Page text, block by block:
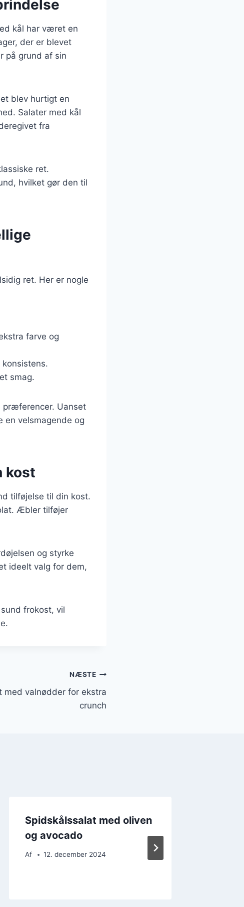
kål har været en
der er blevet
på grund af sin
blev hurtigt en
Salater med kål
fra
ret.
hvilket gør den til
ret. Her er nogle
farve og
smag.
præferencer. Uanset
velsmagende og
kost
tilføjelse til din kost.
Æbler tilføjer
og styrke
ideelt valg for dem,
frokost, vil
NÆSTE
med valnødder for ekstra
crunch
Spidskålssalat med oliven
og avocado
Af 12. december 2024